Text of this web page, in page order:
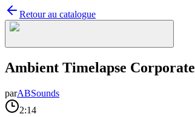
Retour au catalogue
Ambient Timelapse Corporate
parABSounds
2:14